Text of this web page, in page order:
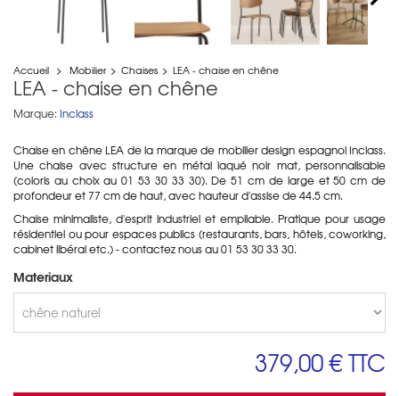
Accueil > Mobilier > Chaises > LEA - chaise en chêne
LEA - chaise en chêne
Marque: Inclass
Chaise en chêne LEA de la marque de mobilier design espagnol Inclass.
Une chaise avec structure en métal laqué noir mat, personnalisable
(coloris au choix au 01 53 30 33 30). De 51 cm de large et 50 cm de
profondeur et 77 cm de haut, avec hauteur d'assise de 44.5 cm.
Chaise minimaliste, d'esprit industriel et empilable. Pratique pour usage
résidentiel ou pour espaces publics (restaurants, bars, hôtels, coworking,
cabinet libéral etc.) - contactez nous au 01 53 30 33 30.
Materiaux
379,00 €TTC